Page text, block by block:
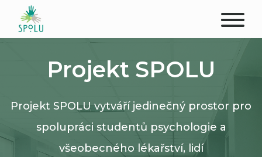
PŮSOBIŠTĚ
Projekt SPOLU
Projekt SPOLU vytváří jedinečný prostor pro
spolupráci studentů psychologie a
všeobecného lékařství, lidí